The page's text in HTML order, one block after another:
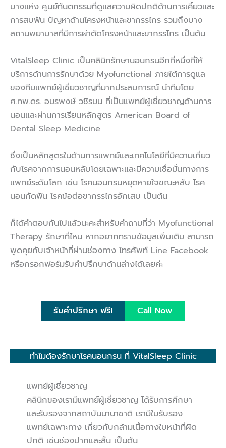
บางแห่ง ศูนย์ทันตกรรมที่ดูแลความผิดปกติด้านการเคี้ยวและ
การสบฟัน ปัญหาด้านโครงหน้าและขากรรไกร รวมถึงบาง
สถานพยาบาลที่มีการผ่าตัดโครงหน้าและขากรรไกร เป็นต้น
VitalSleep Clinic เป็นคลินิกรักษานอนกรนอีกที่หนึ่งที่ให้
บริการด้านการรักษาด้วย Myofunctional ภายใต้การดูแล
ของทีมแพทย์ผู้เชี่ยวชาญที่มากประสบการณ์ นำทีมโดย
ศ.ทพ.ดร. อมรพงษ์ วชิรมน ที่เป็นแพทย์ผู้เชี่ยวชาญด้านการ
นอนและผ่านการเรียนหลักสูตร American Board of
Dental Sleep Medicine
ซึ่งเป็นหลักสูตรในด้านการแพทย์และเทคโนโลยีที่มีความเกี่ยว
กับโรคจากการนอนหลับโดยเฉพาะและมีความเชื่อมั่นทางการ
แพทย์ระดับโลก เช่น โรคนอนกรนหยุดหายใจขณะหลับ โรค
นอนกัดฟัน โรคข้อต่อขากรรไกรอักเสบ เป็นต้น
ก็ได้คำตอบกันไปแล้วนะคะสำหรับคำถามที่ว่า Myofunctional
Therapy รักษาที่ไหน หากอยากทราบข้อมูลเพิ่มเติม สามารถ
พูดคุยกับเจ้าหน้าที่ผ่านช่องทาง โทรศัพท์ Line Facebook
หรือกรอกฟอร์มรับคำปรึกษาด้านล่างได้เลยค่ะ
รับคำปรึกษา ฟรี! Call Now
ทำไมต้องรักษาโรคนอนกรน ที่ VitalSleep Clinic
แพทย์ผู้เชี่ยวชาญ
คลินิกของเรามีแพทย์ผู้เชี่ยวชาญ ได้รับการศึกษา
และรับรองจากสถาบันนานาชาติ เรามีใบรับรอง
แพทย์เฉพาะทาง เกี่ยวกับกล้ามเนื้อทางใบหน้าที่ผิด
ปกติ เช่นช่องปากและลิ้น เป็นต้น